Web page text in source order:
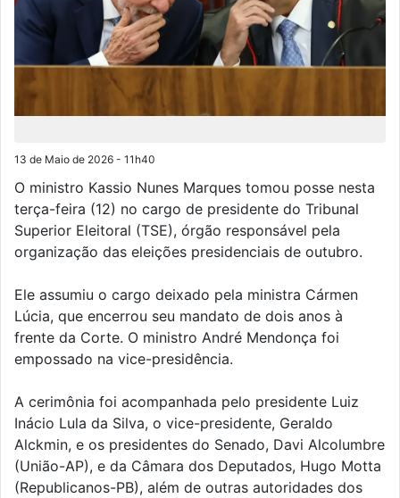
13 de Maio de 2026 - 11h40
O ministro Kassio Nunes Marques tomou posse nesta
terça-feira (12) no cargo de presidente do Tribunal
Superior Eleitoral (TSE), órgão responsável pela
organização das eleições presidenciais de outubro.
Ele assumiu o cargo deixado pela ministra Cármen
Lúcia, que encerrou seu mandato de dois anos à
frente da Corte. O ministro André Mendonça foi
empossado na vice-presidência.
A cerimônia foi acompanhada pelo presidente Luiz
Inácio Lula da Silva, o vice-presidente, Geraldo
Alckmin, e os presidentes do Senado, Davi Alcolumbre
(União-AP), e da Câmara dos Deputados, Hugo Motta
(Republicanos-PB), além de outras autoridades dos